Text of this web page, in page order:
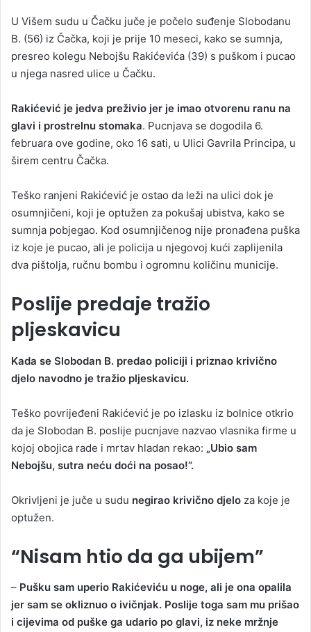
U Višem sudu u Čačku juče je počelo suđenje Slobodanu
B. (56) iz Čačka, koji je prije 10 meseci, kako se sumnja,
presreo kolegu Nebojšu Rakićevića (39) s puškom i pucao
u njega nasred ulice u Čačku.
Rakićević je jedva preživio jer je imao otvorenu ranu na
glavi i prostrelnu stomaka. Pucnjava se dogodila 6.
februara ove godine, oko 16 sati, u Ulici Gavrila Principa, u
širem centru Čačka.
Teško ranjeni Rakićević je ostao da leži na ulici dok je
osumnjičeni, koji je optužen za pokušaj ubistva, kako se
sumnja pobjegao. Kod osumnjičenog nije pronađena puška
iz koje je pucao, ali je policija u njegovoj kući zaplijenila
dva pištolja, ručnu bombu i ogromnu količinu municije.
Poslije predaje tražio
pljeskavicu
Kada se Slobodan B. predao policiji i priznao krivično
djelo navodno je tražio pljeskavicu.
Teško povrijeđeni Rakićević je po izlasku iz bolnice otkrio
da je Slobodan B. poslije pucnjave nazvao vlasnika firme u
kojoj obojica rade i mrtav hladan rekao: „Ubio sam
Nebojšu, sutra neću doći na posao!“.
Okrivljeni je juče u sudu negirao krivično djelo za koje je
optužen.
“Nisam htio da ga ubijem”
– Pušku sam uperio Rakićeviću u noge, ali je ona opalila
jer sam se okliznuo o ivičnjak. Poslije toga sam mu prišao
i cijevima od puške ga udario po glavi, iz neke mržnje